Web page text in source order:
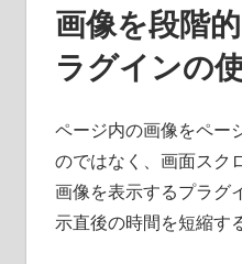
画像を段階
ラグインの
ページ内の画像をペー
のではなく、画面スク
画像を表示するプラグ
示直後の時間を短縮す